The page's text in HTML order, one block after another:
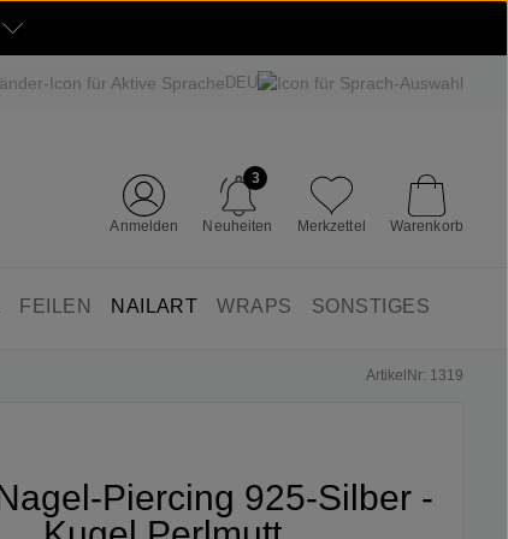
DEU
Anmelden Neuheiten
3
Merkzettel Warenkorb
FEILEN NAILART WRAPS SONSTIGES
ArtikelNr: 1319
Piercing 925-Silber -